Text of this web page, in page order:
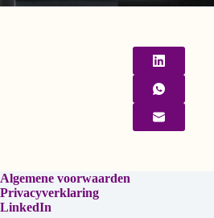
Algemene voorwaarden
Privacyverklaring
LinkedIn